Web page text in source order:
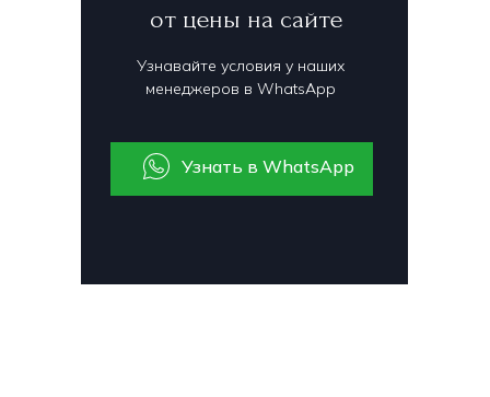
от цены на сайте
Узнавайте условия у наших
менеджеров в WhatsApp
Узнать в WhatsApp